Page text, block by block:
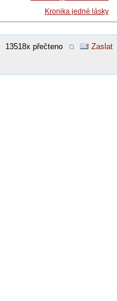
Kronika jedné lásky
13518x přečteno
Zaslat